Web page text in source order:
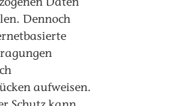
Daten
Dennoch
aufweisen.